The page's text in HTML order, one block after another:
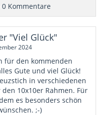
0 Kommentare
"Viel Glück"
2024
für den kommenden
Gute und viel Glück!
in verschiedenen
10x10er Rahmen. Für
es besonders schön
;-)